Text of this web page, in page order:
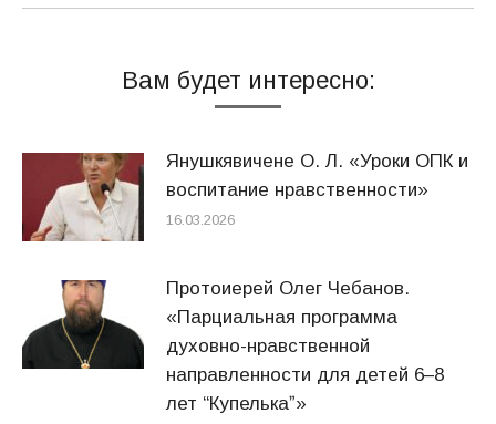
Вам будет интересно:
Янушкявичене О. Л. «Уроки ОПК и
воспитание нравственности»
16.03.2026
Протоиерей Олег Чебанов.
«Парциальная программа
духовно-нравственной
направленности для детей 6–8
лет “Купелькаˮ»